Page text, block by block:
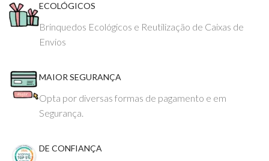
ECOLÓGICOS
Brinquedos Ecológicos e Reutilização de Caixas de
Envios
MAIOR SEGURANÇA
Opta por diversas formas de pagamento e em
Segurança.
DE CONFIANÇA